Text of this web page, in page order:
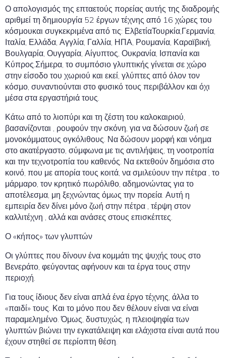
Ο απολογισμός της επταετούς πορείας αυτής της διαδρομής
αριθμεί τη δημιουργία 52 έργων τέχνης από 16 χώρες του
κόσμουκαι συγκεκριμένα από τις: ΕλβετίαΤουρκία,Γερμανία,
Ιταλία, Ελλάδα, Αγγλία, Γαλλία, ΗΠΑ, Ρουμανία, Καραϊβική,
Βουλγαρία, Ουγγαρία, Αίγυπτος, Ουκρανία, Ισπανία και
Κύπρος.Σήμερα, το συμπόσιο γλυπτικής γίνεται σε χώρο
στην είσοδο του χωριού και εκεί, γλύπτες από όλον τον
κόσμο, συναντιούνται στο φυσικό τους περιβάλλον και όχι
μέσα στα εργαστήριά τους.
Κάτω από το λιοπύρι και τη ζέστη του καλοκαιριού,
βασανίζονται , ρουφούν την σκόνη, για να δώσουν ζωή σε
μονοκόμματους ογκόλιθους. Να δώσουν μορφή και νόημα
στο ακατέργαστο, σύμφωνα με τις αντιλήψεις, τη νοοτροπία
και την τεχνοτροπία του καθενός. Να εκτεθούν δημόσια στο
κοινό, που με απορία τους κοιτά, να σμιλεύουν την πέτρα , το
μάρμαρο, τον κρητικό πωρόλιθο, αδημονώντας για το
αποτέλεσμα, μη ξεχνώντας όμως την πορεία. Αυτή η
εμπειρία δεν δίνει μόνο ζωή στην πέτρα , τέρψη στον
καλλιτέχνη , αλλά και ανάσες στους επισκέπτες.
Ο «κήπος» των γλυπτών
Οι γλύπτες που δίνουν ένα κομμάτι της ψυχής τους στο
Βενεράτο, φεύγοντας αφήνουν και τα έργα τους στην
περιοχή.
Για τους ίδιους δεν είναι απλά ένα έργο τέχνης, άλλα το
«παιδί» τους. Και το μόνο που δεν θέλουν είναι να είναι
παραμελημένο. Όμως, δυστυχώς, η πλειοψηφία των
γλυπτών βιώνει την εγκατάλειψη και ελάχιστα είναι αυτά που
έχουν στηθεί σε περίοπτη θέση.